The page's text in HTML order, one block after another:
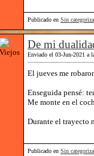
Publicado en Sin
De mi
Enviado el 03-Jun-2021 a
El jueves me
Enseguida pensé:
Me monte en el
Durante el trayecto
Publicado en Sin